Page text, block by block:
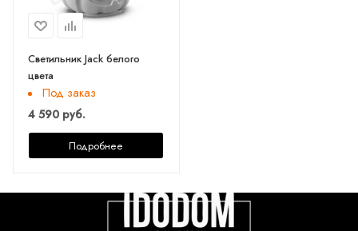
Светильник Jack белого
цвета
Под заказ
4 590 руб.
Подробнее